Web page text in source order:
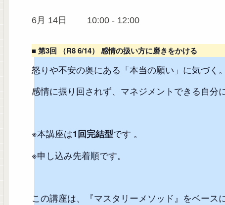
6月 14日 10:00- 12:00
■ 第3回 （R8 6/14） 感情の扱い方に磨きをかける
怒りや不安の奥にある「本当の願い」に気づく。
感情に振り回されず、マネジメントできる自分
※本講座は1回完結型です 。
※申し込み先着順です。
この講座は、『マスタリーメソッド』をベースに